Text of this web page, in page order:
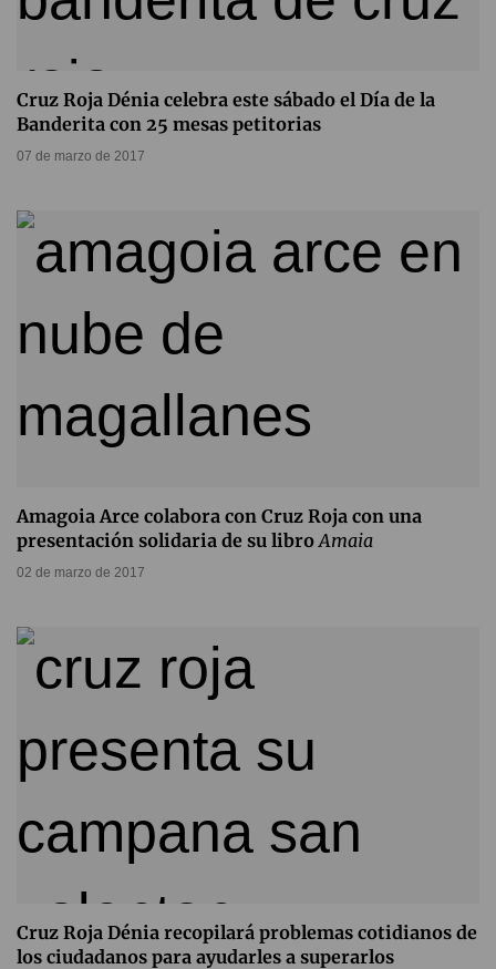
Cruz Roja Dénia celebra este sábado el Día de la
Banderita con 25 mesas petitorias
07 de marzo de 2017
Amagoia Arce colabora con Cruz Roja con una
presentación solidaria de su libroAmaia
02 de marzo de 2017
Cruz Roja Dénia recopilará problemas cotidianos de
los ciudadanos para ayudarles a superarlos